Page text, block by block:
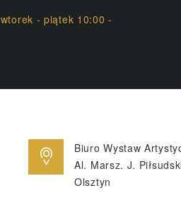
wtorek - piątek 10:00 -
Biuro Wystaw
Al. Marsz. J.
Olsztyn